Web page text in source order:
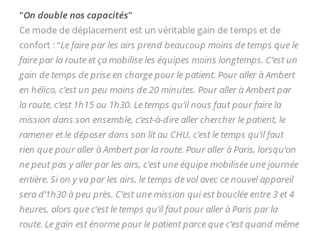
"On double nos capacités"
Ce mode de déplacement est un véritable gain de temps et de
confort : “Le faire par les airs prend beaucoup moins de temps que le
faire par la route et ça mobilise les équipes moins longtemps. C’est un
gain de temps de prise en charge pour le patient. Pour aller à Ambert
en hélico, c’est un peu moins de 20 minutes. Pour aller à Ambert par
la route, c’est 1h15 ou 1h30. Le temps qu’il nous faut pour faire la
mission dans son ensemble, c’est-à-dire aller chercher le patient, le
ramener et le déposer dans son lit au CHU, c’est le temps qu’il faut
rien que pour aller à Ambert par la route. Pour aller à Paris, lorsqu’on
ne peut pas y aller par les airs, c’est une équipe mobilisée une journée
entière. Si on y va par les airs, le temps de vol avec ce nouvel appareil
sera d’1h30 à peu près. C’est une mission qui est bouclée entre 3 et 4
heures, alors que c’est le temps qu’il faut pour aller à Paris par la
route. Le gain est énorme pour le patient parce que c’est quand même